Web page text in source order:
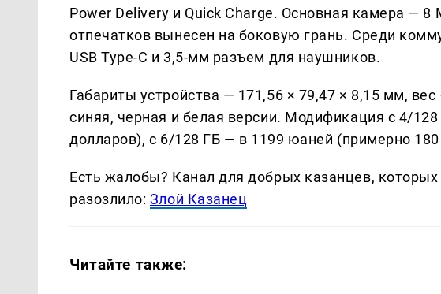
Power Delivery и Quick Charge. Основная камера —
отпечатков вынесен на боковую грань. Среди
USB Type-C и 3,5-мм разъем для наушников.
Габариты устройства — 171,56 × 79,47 × 8,15 мм,
синяя, черная и белая версии. Модификация с 4/
долларов), с 6/128 ГБ — в 1199 юаней (примерно
Есть жалобы? Канал для добрых казанцев,
разозлило: Злой Казанец
Читайте также: